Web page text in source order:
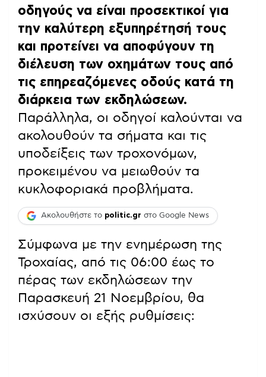
οδηγούς να είναι προσεκτικοί για
την καλύτερη εξυπηρέτησή τους
και προτείνει να αποφύγουν τη
διέλευση των οχημάτων τους από
τις επηρεαζόμενες οδούς κατά τη
διάρκεια των εκδηλώσεων.
Παράλληλα, οι οδηγοί καλούνται να
ακολουθούν τα σήματα και τις
υποδείξεις των τροχονόμων,
προκειμένου να μειωθούν τα
κυκλοφοριακά προβλήματα.
Ακολουθήστε το politic.gr στο Google News
Σύμφωνα με την ενημέρωση της
Τροχαίας, από τις 06:00 έως το
πέρας των εκδηλώσεων την
Παρασκευή 21 Νοεμβρίου, θα
ισχύσουν οι εξής ρυθμίσεις: